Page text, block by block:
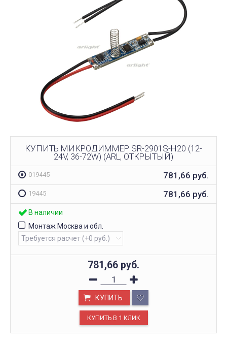
КУПИТЬ МИКРОДИММЕР SR-2901S-H20 (12-
24V, 36-72W) (ARL, ОТКРЫТЫЙ)
019445 781,66 руб.
19445 781,66 руб.
В наличии
Монтаж Москва и обл.
781,66 руб.
КУПИТЬ